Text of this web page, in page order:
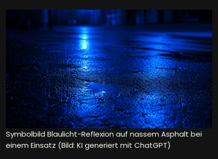
Symbolbild Blaulicht-Reflexion auf nassem Asphalt bei
einem Einsatz (Bild: KI generiert mit ChatGPT)